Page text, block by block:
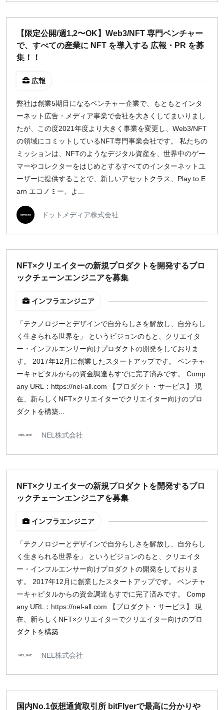
【限定公開/週1,2〜OK】Web3/NFT 専門ベンチャー
で、すべての産業に NFT を導入する 広報・PR を募
集！！
広報
弊社は創業5期目になるベンチャー企業で、もともとインタ
ーネット広告・メディア事業で会社を大きくしてまいりまし
たが、この度2021年度より大きく事業を変更し、Web3/NFT
の領域にコミットしているNFT専門事業会社です。 私たちの
ミッションは、NFTのようなデジタル資産を、世界中のゲー
マーやコレクターをはじめとするすべてのインターネットユ
ーザーに提供することで、新しいアセットクラス、Play to E
arn エコノミー、よ...
ドットメディア株式会社
NFT×クリエイターの新規プロダクトを開発するブロ
ックチェーンエンジニアを募集
インフラエンジニア
「テクノロジーとデザインで自分らしさを解放し、自分らし
く生きられる世界を」 というビジョンのもと、クリエイタ
ー・インフルエンサー向けプロダクトの開発をしておりま
す。 2017年12月に創業したスタートアップです。 ベンチャ
ーキャピタルからの資金調達もすでに完了済みです。 Comp
any URL：https://nel-all.com 【プロダクト・サービス】 現
在、新らしくNFT×クリエイターでクリエイター向けのプロ
ダクトを構築...
NEL株式会社
NFT×クリエイターの新規プロダクトを開発するブロ
ックチェーンエンジニアを募集
インフラエンジニア
「テクノロジーとデザインで自分らしさを解放し、自分らし
く生きられる世界を」 というビジョンのもと、クリエイタ
ー・インフルエンサー向けプロダクトの開発をしておりま
す。 2017年12月に創業したスタートアップです。 ベンチャ
ーキャピタルからの資金調達もすでに完了済みです。 Comp
any URL：https://nel-all.com 【プロダクト・サービス】 現
在、新らしくNFT×クリエイターでクリエイター向けのプロ
ダクトを構築...
NEL株式会社
国内No.1仮想通貨取引所 bitFlyerで最高に分かりや